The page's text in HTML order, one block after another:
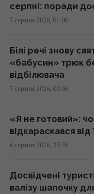
23:24 четвер, 06 серпня 2026
годинник, -
23:07 четвер, 06 серпня 2026
Корецький
22:53 четвер, 06 серпня 2026
Міф зруйновано:
22:12 четвер, 06 серпня 2026
серпні: поради
7 серпня 2026, 01:00
Білі речі знову
«бабусин» трюк
відбілювача
7 серпня 2026, 00:06
«Я не готовий»:
відкараскався від
6 серпня 2026, 23:26
Досвідчені
валізу шапочку